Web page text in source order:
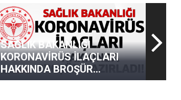
SAĞLIK BAKANLIĞI
KORONAVİRÜS İLAÇLARI
HAKKINDA BROŞÜR
HAZIRLADI